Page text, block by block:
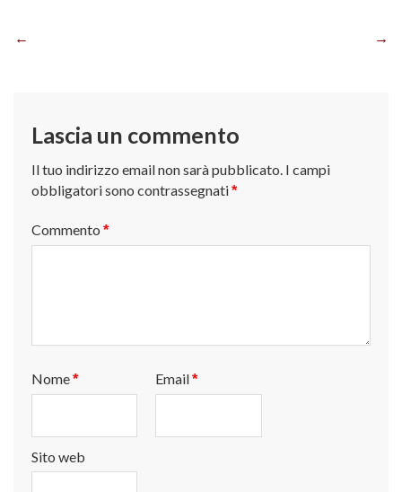
Navigazione
Lascia un commento
Il tuo indirizzo email non sarà pubblicato. I campi
obbligatori sono contrassegnati*
Commento *
Nome* Email*
Sito web